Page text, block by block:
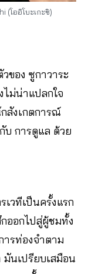
(โออิโบะเกะชิ)
ของ ซูกาวาระ
ไม่น่าแปลกใจ
สังเกตการณ์
บ การดูแล ด้วย
เวทีเป็นครั้งแรก
กออกไปสู่ผู้ชมทั้ง
ารท่องจำตาม
นเปรียบเสมือน